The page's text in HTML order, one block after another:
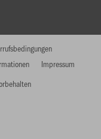
Impressum